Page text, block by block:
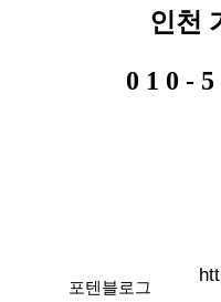
인천
0 1 0 -
포텐블로그